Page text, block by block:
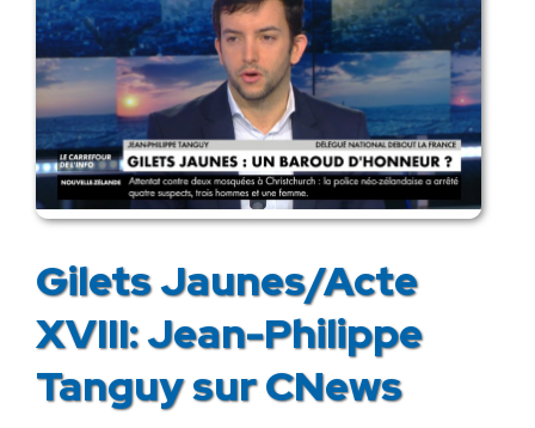
Gilets Jaunes/Acte
XVIII: Jean-Philippe
Tanguy sur CNews